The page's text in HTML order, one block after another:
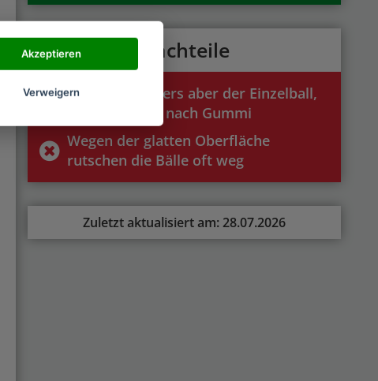
Nachteile
Beide, besonders aber der Einzelball,
riechen etwas nach Gummi
Wegen der glatten Oberfläche
rutschen die Bälle oft weg
Zuletzt aktualisiert am: 28.07.2026
Akzeptieren
Verweigern